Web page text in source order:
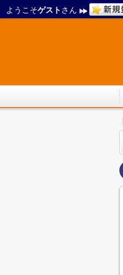
ようこそゲスト さん